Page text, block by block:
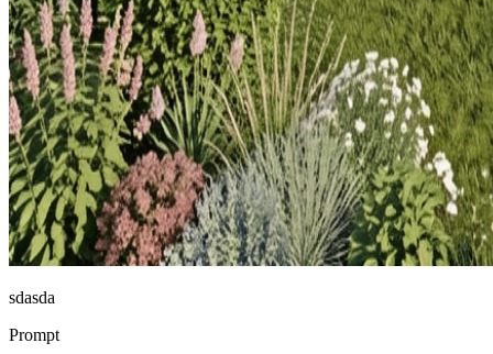
sdasda
Prompt